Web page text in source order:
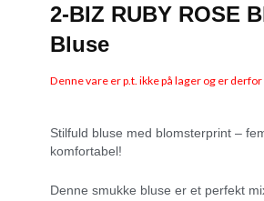
2-BIZ RUBY ROSE
Bluse
Denne vare er p.t. ikke på lager og er
Stilfuld bluse med blomsterprint –
komfortabel!
Denne smukke bluse er et perfekt